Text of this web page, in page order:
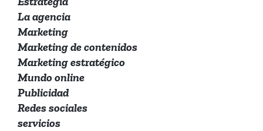
La agencia
Marketing
Marketing de contenidos
Marketing estratégico
Mundo online
Publicidad
Redes sociales
servicios